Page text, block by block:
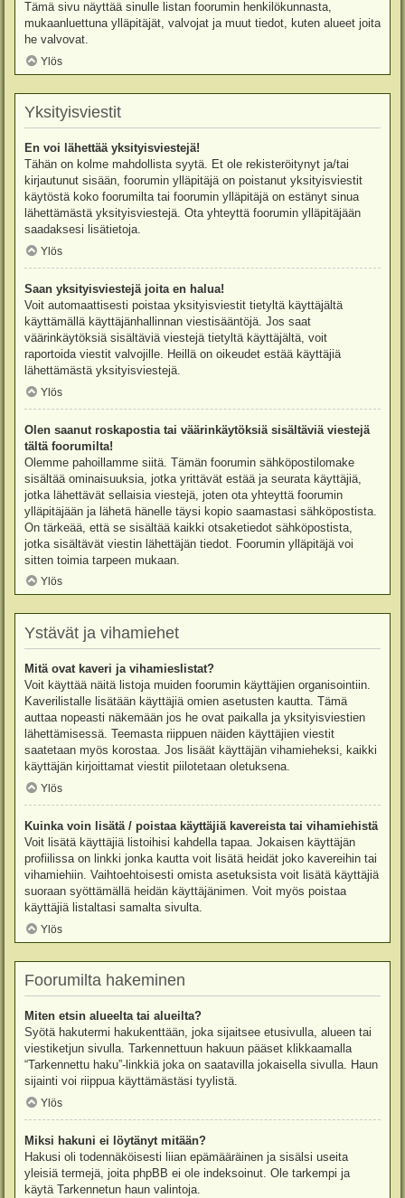
Tämä sivu näyttää sinulle listan foorumin henkilökunnasta,
mukaanluettuna ylläpitäjät, valvojat ja muut tiedot, kuten alueet joita
he valvovat.
Ylös
Yksityisviestit
En voi lähettää yksityisviestejä!
Tähän on kolme mahdollista syytä. Et ole rekisteröitynyt ja/tai
kirjautunut sisään, foorumin ylläpitäjä on poistanut yksityisviestit
käytöstä koko foorumilta tai foorumin ylläpitäjä on estänyt sinua
lähettämästä yksityisviestejä. Ota yhteyttä foorumin ylläpitäjään
saadaksesi lisätietoja.
Ylös
Saan yksityisviestejä joita en halua!
Voit automaattisesti poistaa yksityisviestit tietyltä käyttäjältä
käyttämällä käyttäjänhallinnan viestisääntöjä. Jos saat
väärinkäytöksiä sisältäviä viestejä tietyltä käyttäjältä, voit
raportoida viestit valvojille. Heillä on oikeudet estää käyttäjiä
lähettämästä yksityisviestejä.
Ylös
Olen saanut roskapostia tai väärinkäytöksiä sisältäviä viestejä
tältä foorumilta!
Olemme pahoillamme siitä. Tämän foorumin sähköpostilomake
sisältää ominaisuuksia, jotka yrittävät estää ja seurata käyttäjiä,
jotka lähettävät sellaisia viestejä, joten ota yhteyttä foorumin
ylläpitäjään ja lähetä hänelle täysi kopio saamastasi sähköpostista.
On tärkeää, että se sisältää kaikki otsaketiedot sähköpostista,
jotka sisältävät viestin lähettäjän tiedot. Foorumin ylläpitäjä voi
sitten toimia tarpeen mukaan.
Ylös
Ystävät ja vihamiehet
Mitä ovat kaveri ja vihamieslistat?
Voit käyttää näitä listoja muiden foorumin käyttäjien organisointiin.
Kaverilistalle lisätään käyttäjiä omien asetusten kautta. Tämä
auttaa nopeasti näkemään jos he ovat paikalla ja yksityisviestien
lähettämisessä. Teemasta riippuen näiden käyttäjien viestit
saatetaan myös korostaa. Jos lisäät käyttäjän vihamieheksi, kaikki
käyttäjän kirjoittamat viestit piilotetaan oletuksena.
Ylös
Kuinka voin lisätä / poistaa käyttäjiä kavereista tai vihamiehistä
Voit lisätä käyttäjiä listoihisi kahdella tapaa. Jokaisen käyttäjän
profiilissa on linkki jonka kautta voit lisätä heidät joko kavereihin tai
vihamiehiin. Vaihtoehtoisesti omista asetuksista voit lisätä käyttäjiä
suoraan syöttämällä heidän käyttäjänimen. Voit myös poistaa
käyttäjiä listaltasi samalta sivulta.
Ylös
Foorumilta hakeminen
Miten etsin alueelta tai alueilta?
Syötä hakutermi hakukenttään, joka sijaitsee etusivulla, alueen tai
viestiketjun sivulla. Tarkennettuun hakuun pääset klikkaamalla
“Tarkennettu haku”-linkkiä joka on saatavilla jokaisella sivulla. Haun
sijainti voi riippua käyttämästäsi tyylistä.
Ylös
Miksi hakuni ei löytänyt mitään?
Hakusi oli todennäköisesti liian epämääräinen ja sisälsi useita
yleisiä termejä, joita phpBB ei ole indeksoinut. Ole tarkempi ja
käytä Tarkennetun haun valintoja.